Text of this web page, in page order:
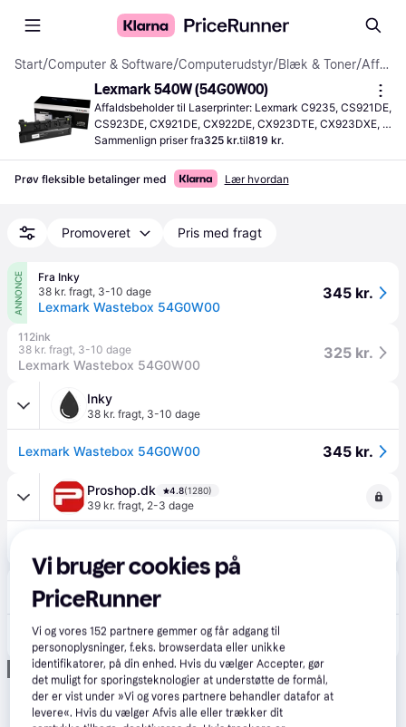
Start/Computer & Software/Computerudstyr/Blæk & Toner/ Affaldsbeholder
Lexmark 540W (54G0W00)
Affaldsbeholder til Laserprinter: Lexmark C9235, CS921DE,
CS923DE, CX921DE, CX922DE, CX923DTE, CX923DXE,
CX924DTE, CX924DXE, MS911de, MX910de, MX910dte,
MX910dxe, MX911de, MX911dte, MX912de, MX912dxe,
XC9225, XC9235, XC9235dte, XC9235dxe, XC9245,
XC9255, XC9265, XM9145, XM9155, XM9165
Sammenlign priser fra325 kr.til819 kr.
Prøv fleksible betalinger med Lær hvordan
Promoveret Pris med fragt
ANNONCE
Fra Inky
38 kr. fragt, 3-10 dage
Lexmark Wastebox 54G0W00
345 kr.
112ink
38 kr. fragt, 3-10 dage
Lexmark Wastebox 54G0W00
325 kr.
Inky
38 kr. fragt, 3-10 dage
Lexmark Wastebox 54G0W00 345 kr.
Proshop.dk 4.8(1280)
39 kr. fragt, 2-3 dage
CS MEGASTORE
39 kr. fragt,2-3 dage
(ComputerSalg) Lexmark - Opsamler til overskydende toner - for Lexmark C9235, CS921, CS923, CX921, CX923, MX910, XC9225, XC9235, XC9245, XC9255, XC9265
Eller 3 betalinger af 191 kr.
Annonce
Vi bruger cookies på
PriceRunner
Vi og vores152 partnere gemmer og får adgang til
personoplysninger, f.eks. browserdata eller unikke
identifikatorer, på din enhed. Hvis du vælger Accepter, gør
det muligt for sporingsteknologier at understøtte de formål,
der er vist under »Vi og vores partnere behandler datafor at
levere«. Hvis du vælger Afvis alle eller trækker dit